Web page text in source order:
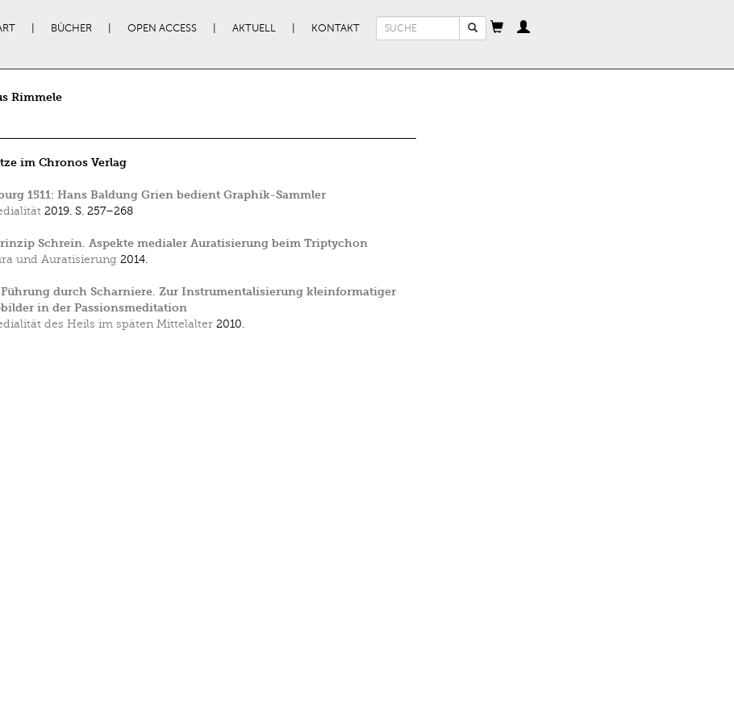
BÜCHER OPEN ACCESS AKTUELL KONTAKT
Suchformular
Rimmele
im Chronos Verlag
1511: Hans Baldung Grien bedient Graphik-Sammler
2019. S. 257–268
Schrein. Aspekte medialer Auratisierung beim Triptychon
und Auratisierung 2014.
durch Scharniere. Zur Instrumentalisierung kleinformatiger
in der Passionsmeditation
des Heils im späten Mittelalter 2010.